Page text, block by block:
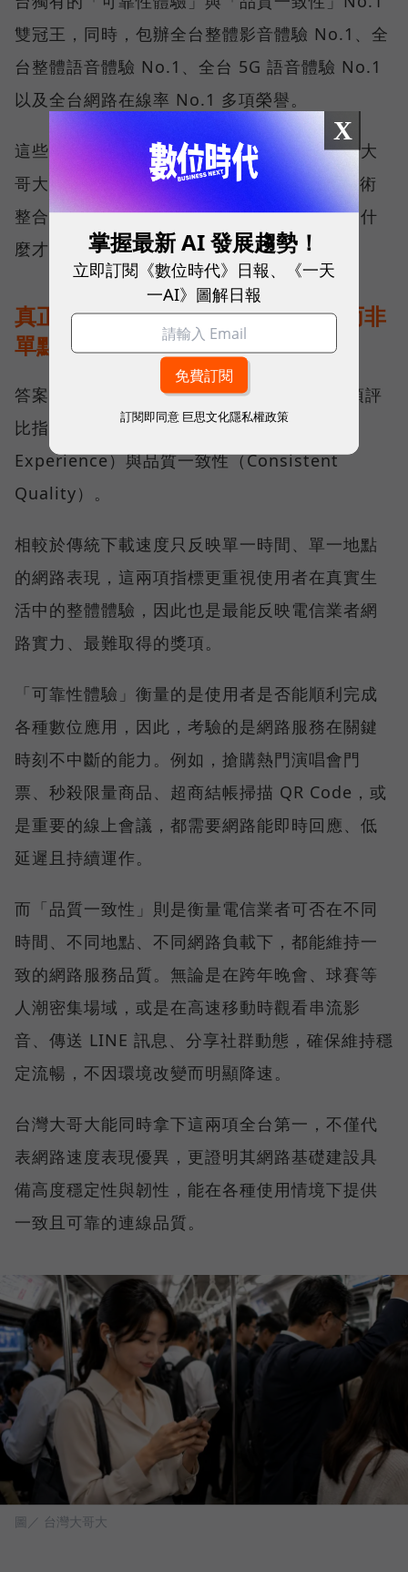
雙冠王，同時，包辦全台整體影音體驗 No.1、全
台整體語音體驗 No.1、全台 5G 語音體驗 No.1
以及全台網路在線率 No.1 多項榮譽。
這些獎項反映的不只是網路順暢，更代表台灣大
哥大長期投入頻譜布局、基地台建設與 5G 技術
整合所累積的成果，也讓外界重新思考：究竟什
麼才是真正的好網路？
真正的好網路，比的是長期穩定、而非
單點測速
答案，就藏在 Opensignal 最具代表性的兩項評
比指標──可靠性體驗（Reliability
Experience）與品質一致性（Consistent
Quality）。
相較於傳統下載速度只反映單一時間、單一地點
的網路表現，這兩項指標更重視使用者在真實生
活中的整體體驗，因此也是最能反映電信業者網
路實力、最難取得的獎項。
「可靠性體驗」衡量的是使用者是否能順利完成
各種數位應用，因此，考驗的是網路服務在關鍵
時刻不中斷的能力。例如，搶購熱門演唱會門
票、秒殺限量商品、超商結帳掃描 QR Code，或
是重要的線上會議，都需要網路能即時回應、低
延遲且持續運作。
而「品質一致性」則是衡量電信業者可否在不同
時間、不同地點、不同網路負載下，都能維持一
致的網路服務品質。無論是在跨年晚會、球賽等
人潮密集場域，或是在高速移動時觀看串流影
音、傳送 LINE 訊息、分享社群動態，確保維持穩
定流暢，不因環境改變而明顯降速。
台灣大哥大能同時拿下這兩項全台第一，不僅代
表網路速度表現優異，更證明其網路基礎建設具
備高度穩定性與韌性，能在各種使用情境下提供
一致且可靠的連線品質。
圖／ 台灣大哥大
X
掌握最新 AI 發展趨勢！
立即訂閱《數位時代》日報、《一天
一AI》圖解日報
訂閱即同意 巨思文化隱私權政策